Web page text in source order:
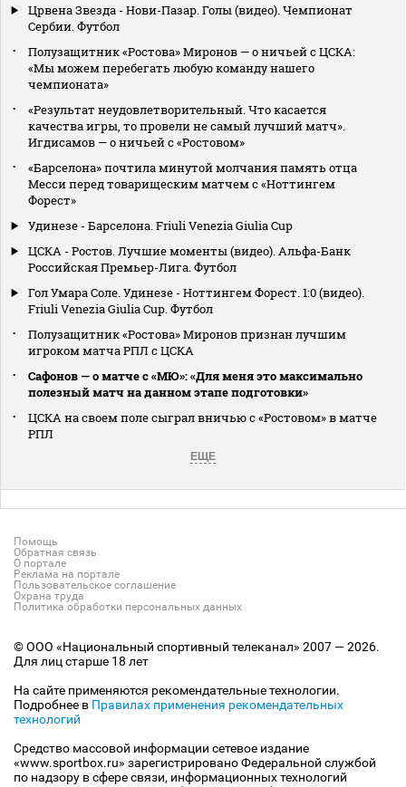
Црвена Звезда - Нови-Пазар. Голы (видео). Чемпионат
Сербии. Футбол
Полузащитник «Ростова» Миронов — о ничьей с ЦСКА:
«Мы можем перебегать любую команду нашего
чемпионата»
«Результат неудовлетворительный. Что касается
качества игры, то провели не самый лучший матч».
Игдисамов — о ничьей с «Ростовом»
«Барселона» почтила минутой молчания память отца
Месси перед товарищеским матчем с «Ноттингем
Форест»
Удинезе - Барселона. Friuli Venezia Giulia Cup
ЦСКА - Ростов. Лучшие моменты (видео). Альфа-Банк
Российская Премьер-Лига. Футбол
Гол Умара Соле. Удинезе - Ноттингем Форест. 1:0 (видео).
Friuli Venezia Giulia Cup. Футбол
Полузащитник «Ростова» Миронов признан лучшим
игроком матча РПЛ с ЦСКА
Сафонов — о матче с «МЮ»: «Для меня это максимально
полезный матч на данном этапе подготовки»
ЦСКА на своем поле сыграл вничью с «Ростовом» в матче
РПЛ
ЕЩЕ
Помощь
Обратная связь
О портале
Реклама на портале
Пользовательское соглашение
Охрана труда
Политика обработки персональных данных
© ООО «Национальный спортивный телеканал» 2007 — 2026.
Для лиц старше 18 лет
На сайте применяются рекомендательные технологии.
Подробнее в Правилах применения рекомендательных
технологий
Средство массовой информации сетевое издание
«www.sportbox.ru» зарегистрировано Федеральной службой
по надзору в сфере связи, информационных технологий